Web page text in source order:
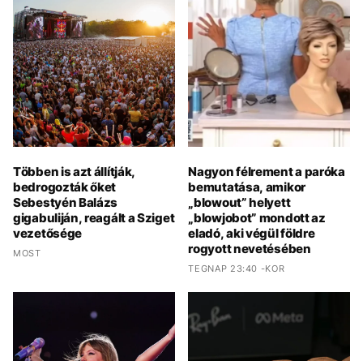
Többen is azt állítják,
bedrogozták őket
Sebestyén Balázs
gigabuliján, reagált a Sziget
vezetősége
MOST
Nagyon félrement a paróka
bemutatása, amikor
„blowout” helyett
„blowjobot” mondott az
eladó, aki végül földre
rogyott nevetésében
TEGNAP 23:40 -KOR